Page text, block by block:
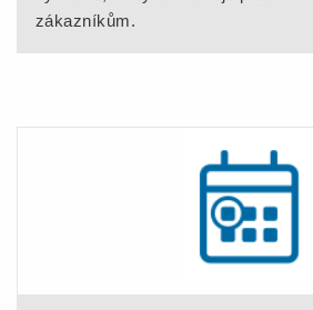
zákazníkům.